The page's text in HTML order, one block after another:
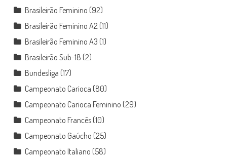
Brasileirão Feminino (92)
Brasileirão Feminino A2(11)
Brasileirão Feminino A3 (1)
Brasileirão Sub-18 (2)
Bundesliga (17)
Campeonato Carioca (80)
Campeonato Carioca Feminino (29)
Campeonato Francês(10)
Campeonato Gaúcho (25)
Campeonato Italiano (58)